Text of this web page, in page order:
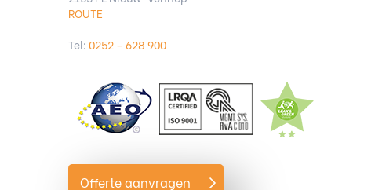
ROUTE
Tel:0252 – 628 900
Offerte aanvragen